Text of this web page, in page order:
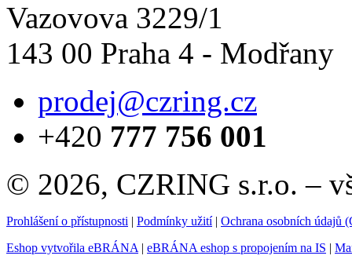
Vazovova 3229/1
143 00 Praha 4 - Modřany
prodej@czring.cz
+420 777 756 001
© 2026, CZRING s.r.o. –
Prohlášení o přístupnosti | Podmínky užití| Ochrana osobních údajů
Eshop vytvořila eBRÁNA | eBRÁNA eshop s propojením na IS |